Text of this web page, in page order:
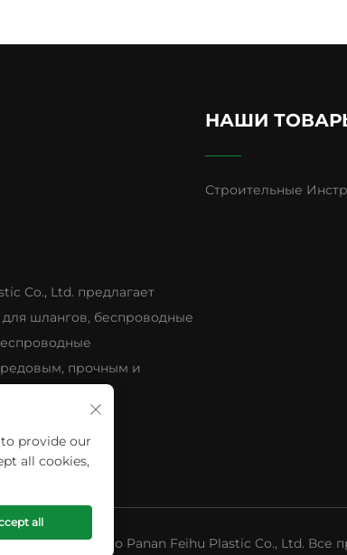
Co., Ltd. предлагает
шлангов, беспроводные
прочным и
НАШИ
Строительные
Авторское право Panan Feihu Plastic Co., Ltd. Все
provide our
all cookies,
all